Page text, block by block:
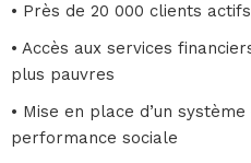
• Près de 20 000 clients actifs
• Accès aux services
plus pauvres
• Mise en place d’un
performance sociale